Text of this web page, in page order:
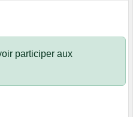
participer aux